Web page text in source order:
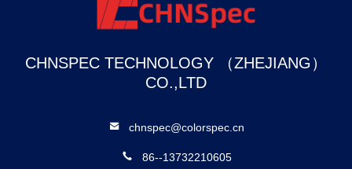
CHNSPEC TECHNOLOGY （ZHEJIANG）
CO.,LTD
chnspec@colorspec.cn
86--13732210605